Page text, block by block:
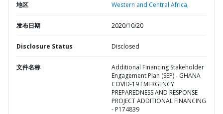
地区 Western and Central Africa,
发布日期 2020/10/20
Disclosure Status Disclosed
文件名称
Additional Financing Stakeholder
Engagement Plan (SEP) - GHANA
COVID-19 EMERGENCY
PREPAREDNESS AND RESPONSE
PROJECT ADDITIONAL FINANCING
- P174839